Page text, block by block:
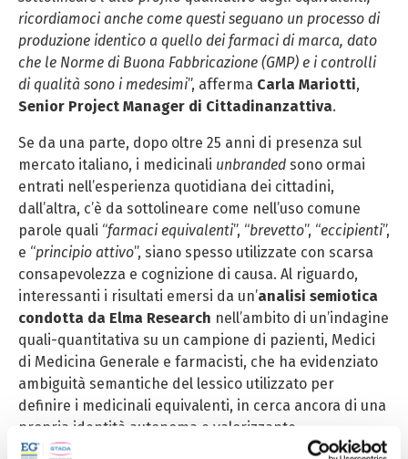
ricordiamoci anche come questi seguano un processo di
produzione identico a quello dei farmaci di marca, dato
che le Norme di Buona Fabbricazione (GMP) e i controlli
di qualità sono i medesimi”, afferma Carla Mariotti,
Senior Project Manager di Cittadinanzattiva.
Se da una parte, dopo oltre 25 anni di presenza sul
mercato italiano, i medicinali unbranded sono ormai
entrati nell’esperienza quotidiana dei cittadini,
dall’altra, c’è da sottolineare come nell’uso comune
parole quali “farmaci equivalenti”, “brevetto”, “eccipienti”,
e “principio attivo”, siano spesso utilizzate con scarsa
consapevolezza e cognizione di causa. Al riguardo,
interessanti i risultati emersi da un’analisi semiotica
condotta da Elma Research nell’ambito di un’indagine
quali-quantitativa su un campione di pazienti, Medici
di Medicina Generale e farmacisti, che ha evidenziato
ambiguità semantiche del lessico utilizzato per
definire i medicinali equivalenti, in cerca ancora di una
propria identità autonoma e valorizzante.